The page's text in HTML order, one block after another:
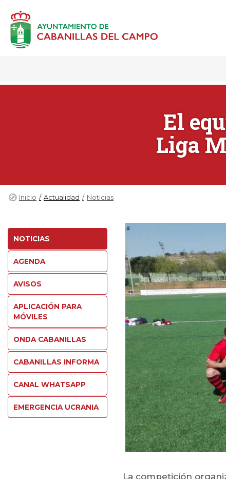
El
Liga
Inicio Actualidad Noticias
NOTICIAS
AGENDA
AVISOS
APLICACIÓN PARA
MÓVILES
ONDA CABANILLAS
CABANILLAS INFORMA
CANAL WHATSAPP
EMERGENCIA UCRANIA
La competición